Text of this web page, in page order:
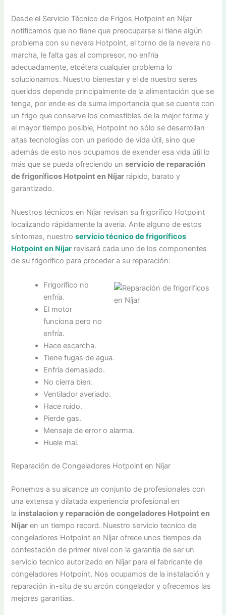
Desde el Servicio Técnico de Frigos Hotpoint en Níjar
notificamos que no tiene que preocuparse si tiene algún
problema con su nevera Hotpoint, el torno de la nevera no
marcha, le falta gas al compresor, no enfría
adecuadamente, etcétera cualquier problema lo
solucionamos. Nuestro bienestar y el de nuestro seres
queridos depende principalmente de la alimentación que se
tenga, por ende es de suma importancia que se cuente con
un frigo que conserve los comestibles de la mejor forma y
el mayor tiempo posible, Hotpoint no sólo se desarrollan
altas tecnologías con un periodo de vida útil, sino que
además de esto nos ocupamos de exender esa vida útil lo
más que se pueda ofreciendo unservicio de reparación
de frigoríficos Hotpoint en Níjar rápido, barato y
garantizado.
Nuestros técnicos en Níjar revisan su frigorífico Hotpoint
localizando rápidamente la averia. Ante alguno de estos
síntomas, nuestroservicio técnico de frigoríficos
Hotpoint en Níjar revisará cada uno de los componentes
de su frigorífico para proceder a su reparación:
Frigorífico no
enfría.
El motor
funciona pero no
enfría.
Hace escarcha.
Tiene fugas de agua.
Enfría demasiado.
No cierra bien.
Ventilador averiado.
Hace ruido.
Pierde gas.
Mensaje de error o alarma.
Huele mal.
Reparación de Congeladores Hotpoint en Níjar
Ponemos a su alcance un conjunto de profesionales con
una extensa y dilatada experiencia profesional en
la instalacion y reparación de congeladores Hotpoint en
Níjar en un tiempo record. Nuestro servicio tecnico de
congeladores Hotpoint en Níjar ofrece unos tiempos de
contestación de primer nivel con la garantía de ser un
servicio tecnico autorizado en Níjar para el fabricante de
congeladores Hotpoint. Nos ocupamos de la instalación y
reparación in-situ de su arcón congelador y ofrecemos las
mejores garantías.